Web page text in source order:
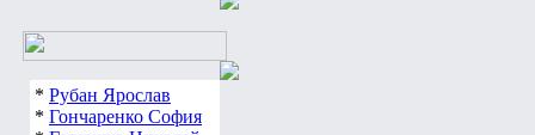
* Рубан Ярослав
* Гончаренко София